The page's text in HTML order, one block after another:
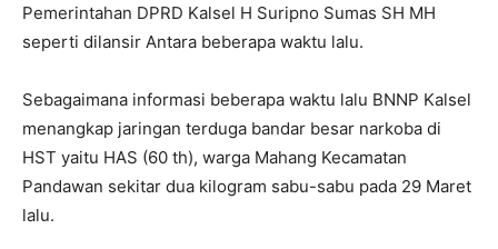
Pemerintahan DPRD Kalsel H Suripno Sumas SH MH
seperti dilansir Antara beberapa waktu lalu.
Sebagaimana informasi beberapa waktu lalu BNNP Kalsel
menangkap jaringan terduga bandar besar narkoba di
HST yaitu HAS (60 th), warga Mahang Kecamatan
Pandawan sekitar dua kilogram sabu-sabu pada 29 Maret
lalu.